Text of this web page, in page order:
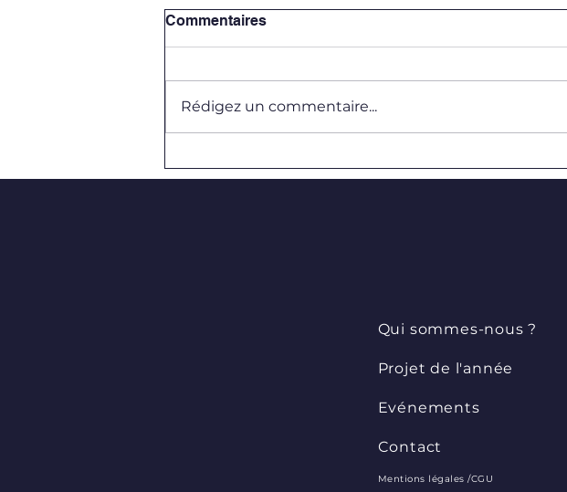
sweats !
Squelette"
Commentaires
Rédigez un commentaire...
Qui sommes-nous ?
Projet de l'année
Evénements
Contact
Mentions légales /CGU